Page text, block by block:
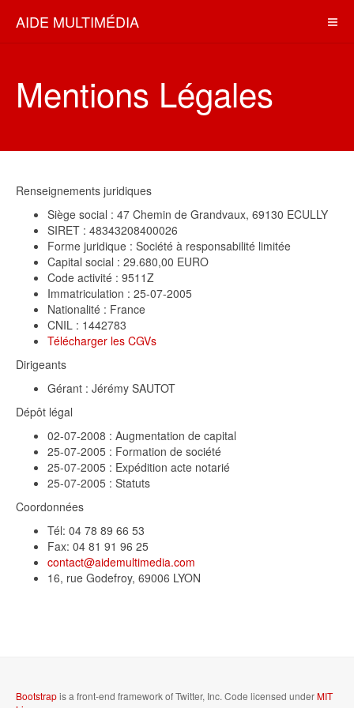
AIDE MULTIMÉDIA
Mentions Légales
Renseignements juridiques
Siège social : 47 Chemin de Grandvaux, 69130 ECULLY
SIRET : 48343208400026
Forme juridique : Société à responsabilité limitée
Capital social : 29.680,00 EURO
Code activité : 9511Z
Immatriculation : 25-07-2005
Nationalité : France
CNIL : 1442783
Télécharger les CGVs
Dirigeants
Gérant : Jérémy SAUTOT
Dépôt légal
02-07-2008 : Augmentation de capital
25-07-2005 : Formation de société
25-07-2005 : Expédition acte notarié
25-07-2005 : Statuts
Coordonnées
Tél: 04 78 89 66 53
Fax: 04 81 91 96 25
contact@aidemultimedia.com
16, rue Godefroy, 69006 LYON
Bootstrapis a front-end framework of Twitter, Inc. Code licensed underMIT